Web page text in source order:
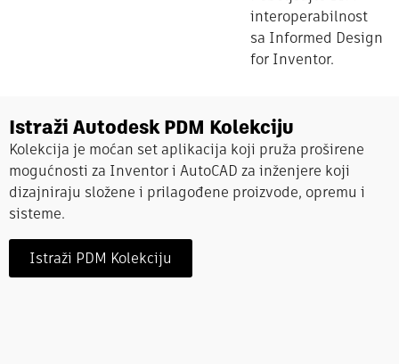
interoperabilnost
sa Informed Design
for Inventor.
Istraži Autodesk PDM Kolekciju
Kolekcija je moćan set aplikacija koji pruža proširene
mogućnosti za Inventor i AutoCAD za inženjere koji
dizajniraju složene i prilagođene proizvode, opremu i
sisteme.
Istraži PDM Kolekciju